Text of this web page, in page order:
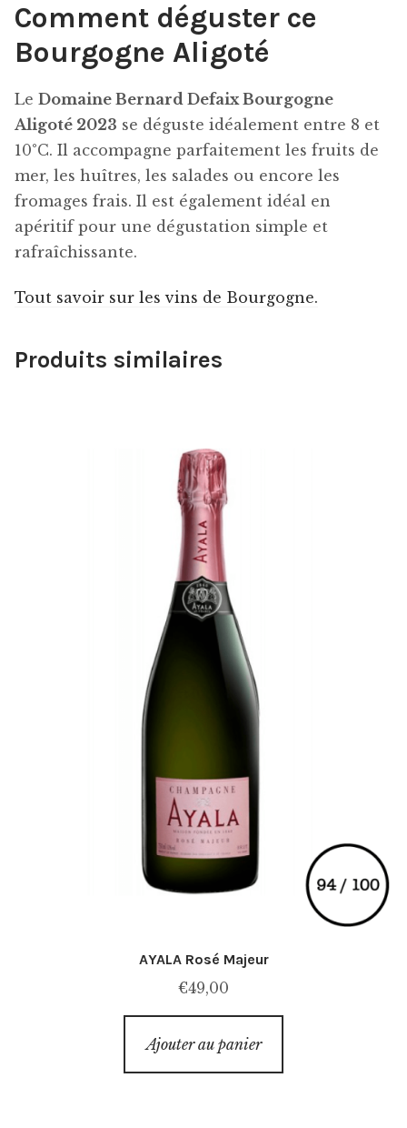
Comment déguster ce
Bourgogne Aligoté
Le Domaine Bernard Defaix Bourgogne
Aligoté 2023 se déguste idéalement entre 8 et
10°C. Il accompagne parfaitement les fruits de
mer, les huîtres, les salades ou encore les
fromages frais. Il est également idéal en
apéritif pour une dégustation simple et
rafraîchissante.
Tout savoir sur les vins de Bourgogne.
Produits similaires
AYALA Rosé Majeur
€49,00
Ajouter au panier